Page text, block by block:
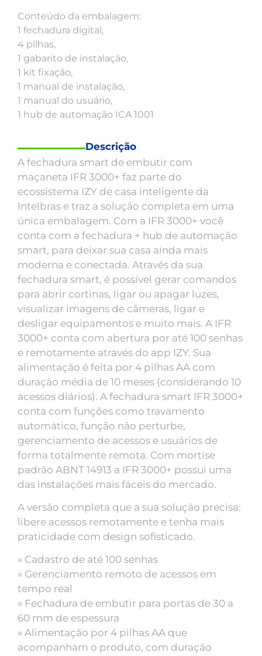
Conteúdo da embalagem:
1 fechadura digital,
4 pilhas,
1 gabarito de instalação,
1 kit fixação,
1 manual de instalação,
1 manual do usuário,
1 hub de automação ICA 1001
Descrição
A fechadura smart de embutir com
maçaneta IFR 3000+ faz parte do
ecossistema IZY de casa inteligente da
Intelbras e traz a solução completa em uma
única embalagem. Com a IFR 3000+ você
conta com a fechadura + hub de automação
smart, para deixar sua casa ainda mais
moderna e conectada. Através da sua
fechadura smart, é possível gerar comandos
para abrir cortinas, ligar ou apagar luzes,
visualizar imagens de câmeras, ligar e
desligar equipamentos e muito mais. A IFR
3000+ conta com abertura por até 100 senhas
e remotamente através do app IZY. Sua
alimentação é feita por 4 pilhas AA com
duração média de 10 meses (considerando 10
acessos diários). A fechadura smart IFR 3000+
conta com funções como travamento
automático, função não perturbe,
gerenciamento de acessos e usuários de
forma totalmente remota. Com mortise
padrão ABNT 14913 a IFR 3000+ possui uma
das instalações mais fáceis do mercado.
A versão completa que a sua solução precisa:
libere acessos remotamente e tenha mais
praticidade com design sofisticado.
» Cadastro de até 100 senhas
» Gerenciamento remoto de acessos em
tempo real
» Fechadura de embutir para portas de 30 a
60 mm de espessura
» Alimentação por 4 pilhas AA que
acompanham o produto, com duração